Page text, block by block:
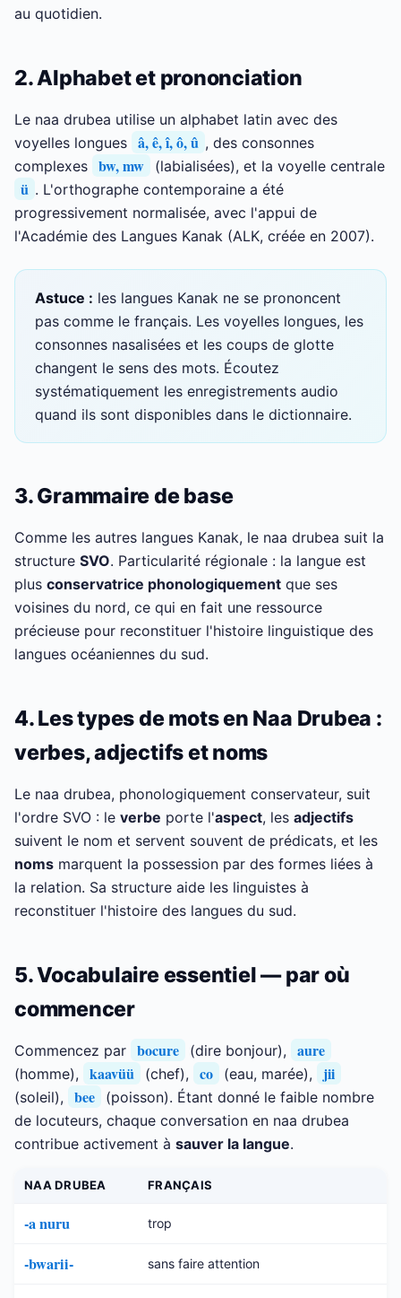
au quotidien.
2. Alphabet et prononciation
Le naa drubea utilise un alphabet latin avec des
voyelles longues â, ê, î, ô, û , des consonnes
complexes bw, mw (labialisées), et la voyelle centrale
ü . L'orthographe contemporaine a été
progressivement normalisée, avec l'appui de
l'Académie des Langues Kanak (ALK, créée en 2007).
Astuce : les langues Kanak ne se prononcent
pas comme le français. Les voyelles longues, les
consonnes nasalisées et les coups de glotte
changent le sens des mots. Écoutez
systématiquement les enregistrements audio
quand ils sont disponibles dans le dictionnaire.
3. Grammaire de base
Comme les autres langues Kanak, le naa drubea suit la
structure SVO. Particularité régionale : la langue est
plus conservatrice phonologiquement que ses
voisines du nord, ce qui en fait une ressource
précieuse pour reconstituer l'histoire linguistique des
langues océaniennes du sud.
4. Les types de mots en Naa Drubea :
verbes, adjectifs et noms
Le naa drubea, phonologiquement conservateur, suit
l'ordre SVO : le verbe porte l'aspect, les adjectifs
suivent le nom et servent souvent de prédicats, et les
noms marquent la possession par des formes liées à
la relation. Sa structure aide les linguistes à
reconstituer l'histoire des langues du sud.
5. Vocabulaire essentiel — par où
commencer
Commencez par bocure (dire bonjour), aure
(homme), kaavüü (chef), co (eau, marée), jii
(soleil), bee
(poisson). Étant donné le faible nombre
de locuteurs, chaque conversation en naa drubea
contribue activement à sauver la langue.
NAA DRUBEA FRANÇAIS
-a nuru trop
-bwarii- sans faire attention